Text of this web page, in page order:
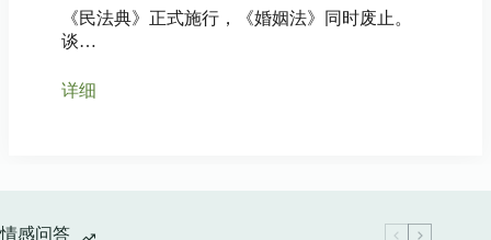
《民法典》正式施行，《婚姻法》同时废止。
谈…
详细
情感问答